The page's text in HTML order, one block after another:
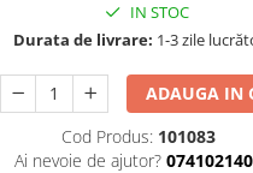
IN STOC
Durata de livrare: 1-3 zile
ADAUGA IN
Cod Produs: 101083
Ai nevoie de ajutor?